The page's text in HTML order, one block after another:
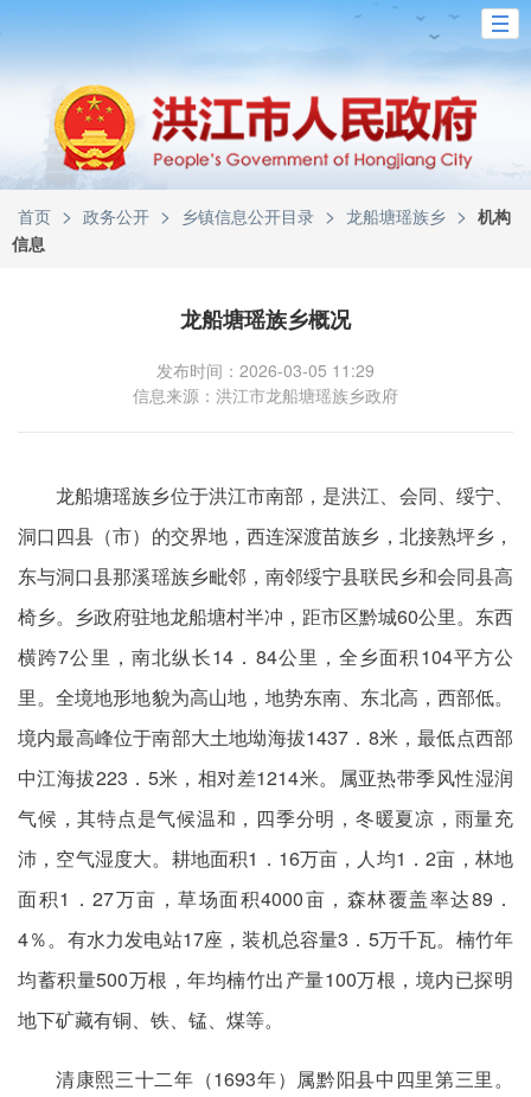
首页 > 政务公开 > 乡镇信息公开目录 > 龙船塘瑶族乡 > 机构
信息
龙船塘瑶族乡概况
发布时间：2026-03-05 11:29
信息来源：洪江市龙船塘瑶族乡政府
龙船塘瑶族乡位于洪江市南部，是洪江、会同、绥宁、
洞口四县（市）的交界地，西连深渡苗族乡，北接熟坪乡，
东与洞口县那溪瑶族乡毗邻，南邻绥宁县联民乡和会同县高
椅乡。乡政府驻地龙船塘村半冲，距市区黔城60公里。东西
横跨7公里，南北纵长14．84公里，全乡面积104平方公
里。全境地形地貌为高山地，地势东南、东北高，西部低。
境内最高峰位于南部大土地坳海拔1437．8米，最低点西部
中江海拔223．5米，相对差1214米。属亚热带季风性湿润
气候，其特点是气候温和，四季分明，冬暖夏凉，雨量充
沛，空气湿度大。耕地面积1．16万亩，人均1．2亩，林地
面积1．27万亩，草场面积4000亩，森林覆盖率达89．
4％。有水力发电站17座，装机总容量3．5万千瓦。楠竹年
均蓄积量500万根，年均楠竹出产量100万根，境内已探明
地下矿藏有铜、铁、锰、煤等。
清康熙三十二年（1693年）属黔阳县中四里第三里。